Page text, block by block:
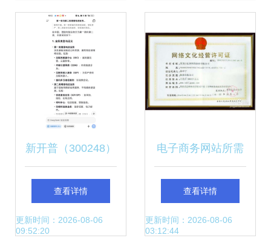
业务震荡
布局基础电信业务
的战略思考
新开普（300248）
股吧 新开普怎么样
及基础电信业务深
查看详情
更新时间：2026-08-06
09:52:20
电子商务网站所需
的第二类增值电信
业务许可证详解
查看详情
更新时间：2026-08-06
03:12:44